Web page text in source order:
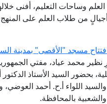
وساحات التعليم، أفنى
من طلاب العلم على المنهج
مسجد "الأقصى" بمدينة
نظير محمد عياد، مفتي
بحضور السيد الأستاذ
اللواء أ.ح. أحمد
والشعبية بالمحافظة.